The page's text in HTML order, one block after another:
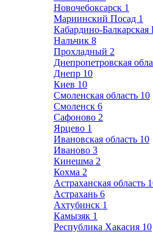
Новочебоксарск 1
Мариинский Посад 1
Кабардино-Балкарская
Нальчик 8
Прохладный 2
Днепропетровская
Днепр 10
Киев 10
Смоленская область 10
Смоленск 6
Сафоново 2
Ярцево 1
Ивановская область 10
Иваново 3
Кинешма 2
Кохма 2
Астраханская область
Астрахань 6
Ахтубинск 1
Камызяк 1
Республика Хакасия 10